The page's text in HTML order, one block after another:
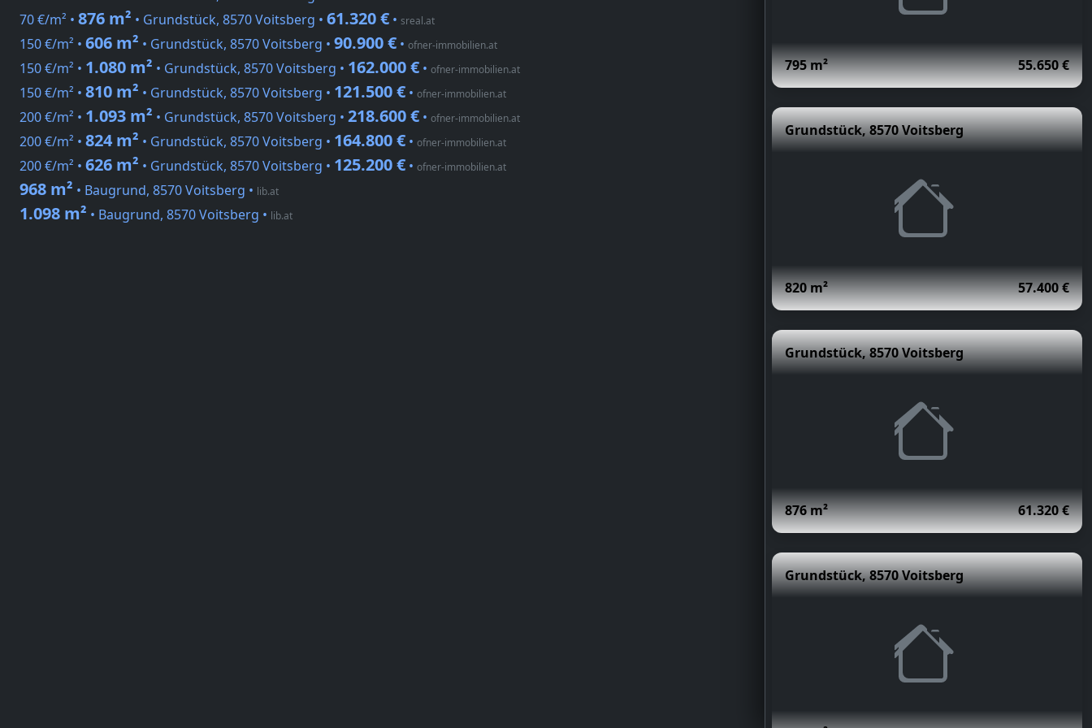
70 €/m² • 876 m² • Grundstück, 8570 Voitsberg • 61.320 € • sreal.at
150 €/m² • 606 m² • Grundstück, 8570 Voitsberg • 90.900 € • ofner-immobilien.at
150 €/m² • 1.080 m² • Grundstück, 8570 Voitsberg • 162.000 € • ofner-immobilien.at
150 €/m² • 810 m² • Grundstück, 8570 Voitsberg • 121.500 € • ofner-immobilien.at
200 €/m² • 1.093 m² • Grundstück, 8570 Voitsberg • 218.600 € • ofner-immobilien.at
200 €/m² • 824 m² • Grundstück, 8570 Voitsberg • 164.800 € • ofner-immobilien.at
200 €/m² • 626 m² • Grundstück, 8570 Voitsberg • 125.200 € • ofner-immobilien.at
968 m² • Baugrund, 8570 Voitsberg • lib.at
1.098 m² • Baugrund, 8570 Voitsberg • lib.at